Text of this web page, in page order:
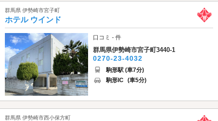
群馬県 伊勢崎市宮子町
ホテル ウインド
口コミ - 件
群馬県伊勢崎市宮子町3440-1
0270-23-4032
駒形駅 (車7分)
駒形IC (車5分)
群馬県 伊勢崎市西小保方町